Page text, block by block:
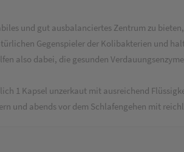
und gut ausbalanciertes Zentrum zu
Gegenspieler der Kolibakterien und
also dabei, die gesunden
1 Kapsel unzerkaut mit ausreichend
und abends vor dem Schlafengehen mit